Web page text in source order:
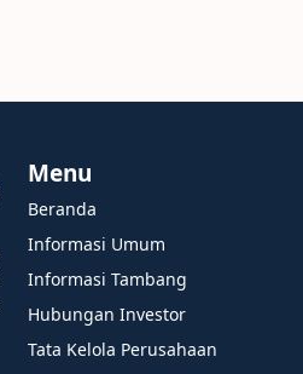
Menu
Beranda
Informasi Umum
Informasi Tambang
Hubungan Investor
Tata Kelola Perusahaan